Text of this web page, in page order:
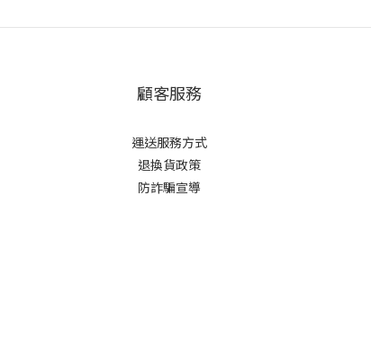
顧客服務
運送服務方式
退換貨政策
防詐騙宣導